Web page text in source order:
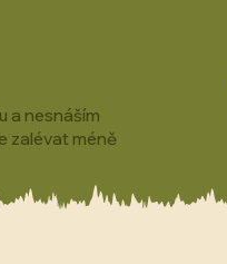
a nesnáším
zalévat méně